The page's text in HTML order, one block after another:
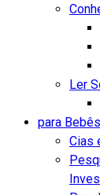
Ler
para Bebês
Cias